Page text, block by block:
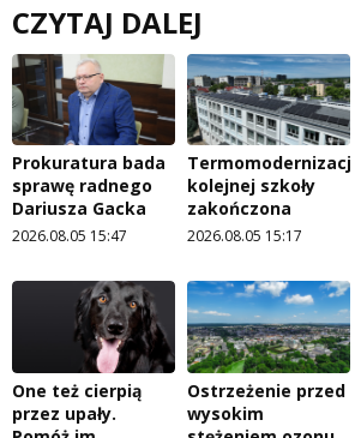
CZYTAJ DALEJ
Prokuratura bada
sprawę radnego
Dariusza Gacka
2026.08.05 15:47
Termomodernizacja
kolejnej szkoły
zakończona
2026.08.05 15:17
One też cierpią
przez upały.
Ostrzeżenie przed
wysokim